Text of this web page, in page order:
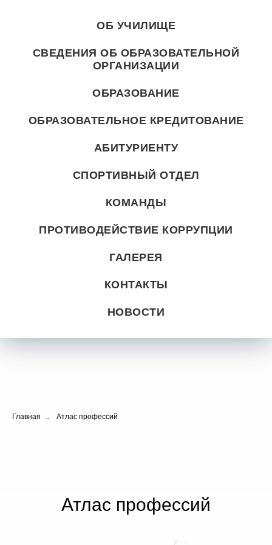
ОБ УЧИЛИЩЕ
СВЕДЕНИЯ ОБ ОБРАЗОВАТЕЛЬНОЙ
ОРГАНИЗАЦИИ
ОБРАЗОВАНИЕ
ОБРАЗОВАТЕЛЬНОЕ КРЕДИТОВАНИЕ
АБИТУРИЕНТУ
СПОРТИВНЫЙ ОТДЕЛ
КОМАНДЫ
ПРОТИВОДЕЙСТВИЕ КОРРУПЦИИ
ГАЛЕРЕЯ
КОНТАКТЫ
НОВОСТИ
Главная → Атлас профессий
Атлас профессий